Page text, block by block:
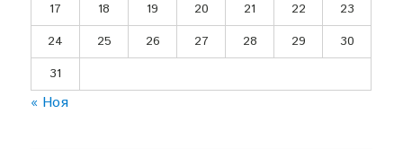
17
18 19 20 21 22
23
24
25 26 27 28 29
30
31
« Ноя